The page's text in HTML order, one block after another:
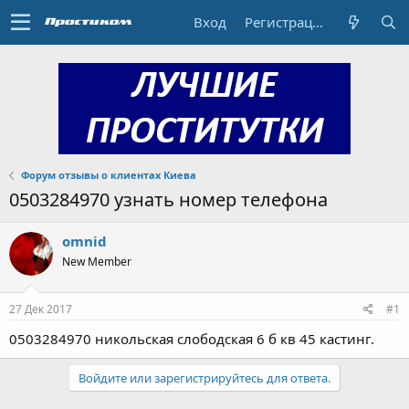
Вход Регистрация
Форум отзывы о клиентах Киева
0503284970 узнать номер телефона
omnid
New Member
27 Дек 2017 #1
0503284970 никольская слободская 6 б кв 45 кастинг.
Войдите или зарегистрируйтесь для ответа.